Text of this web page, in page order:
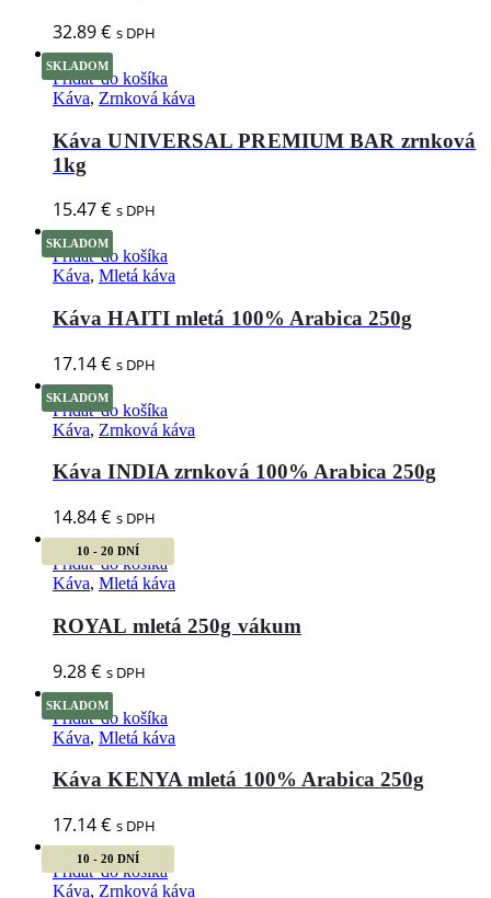
32.89€ s DPH
SKLADOM
Pridať do košíka
Káva, Zrnková káva
Káva UNIVERSAL PREMIUM BAR zrnková
1kg
15.47€ s DPH
SKLADOM
Pridať do košíka
Káva, Mletá káva
Káva HAITI mletá 100% Arabica 250g
17.14€ s DPH
SKLADOM
Pridať do košíka
Káva, Zrnková káva
Káva INDIA zrnková 100% Arabica 250g
14.84€ s DPH
10 - 20 DNÍ
Pridať do košíka
Káva, Mletá káva
ROYAL mletá 250g vákum
9.28€ s DPH
SKLADOM
Pridať do košíka
Káva, Mletá káva
Káva KENYA mletá 100% Arabica 250g
17.14€ s DPH
10 - 20 DNÍ
Pridať do košíka
Káva, Zrnková káva